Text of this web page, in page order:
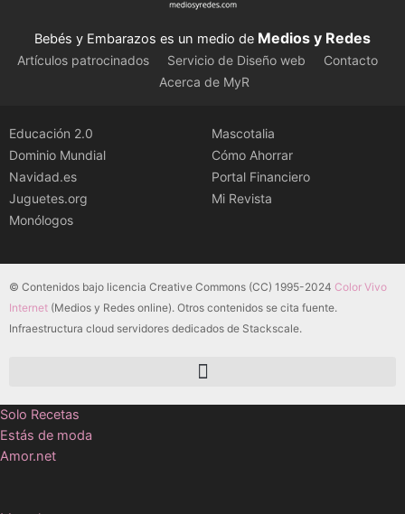
Bebés y Embarazos es un medio de Medios y Redes
Artículos patrocinados Servicio de Diseño web
Contacto
Acerca de MyR
Educación 2.0
Dominio Mundial
Navidad.es
Juguetes.org
Monólogos
Mascotalia
Cómo Ahorrar
Portal Financiero
Mi Revista
© Contenidos bajo licencia Creative Commons (CC) 1995-2024 Color Vivo
Internet (Medios y Redes online). Otros contenidos se cita fuente.
Infraestructura cloud servidores dedicados de Stackscale.
Solo Recetas
Estás de moda
Amor.net